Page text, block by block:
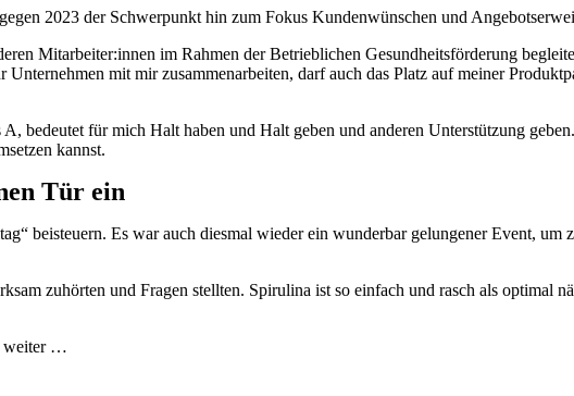
2023 der Schwerpunkt hin zum Fokus Kundenwünschen und
Mitarbeiter:innen im Rahmen der Betrieblichen Gesundheitsförderung
mit mir zusammenarbeiten, darf auch das Platz auf meiner
bedeutet für mich Halt haben und Halt geben und anderen Unterstützung
kannst.
Tür ein
beisteuern. Es war auch diesmal wieder ein wunderbar gelungener Event, um
zuhörten und Fragen stellten. Spirulina ist so einfach und rasch als optimal
weiter …